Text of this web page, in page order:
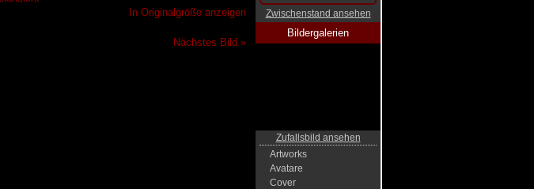
Zwischenstand ansehen
Bildergalerien
Zufallsbild ansehen
Artworks
Avatare
Cover
In Originalgröße anzeigen
Nächstes Bild »